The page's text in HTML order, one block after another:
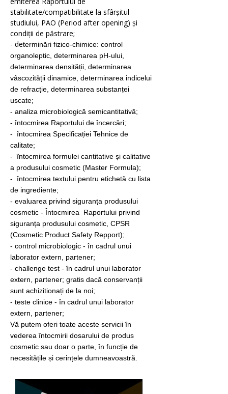
Conservanti
stabilitate/compatibilitate la sfârșitul
studiului, PAO (Period after opening) și
condiții de păstrare;
- determinări fizico-chimice: control
organoleptic, determinarea pH-ului,
determinarea densității, determinarea
vâscozității dinamice, determinarea indicelui
de refracție, determinarea substanței
uscate;
- analiza microbiologică semicantitativă;
- întocmirea Raportului de încercări;
- întocmirea Specificației Tehnice de
calitate;
- întocmirea formulei cantitative și calitative
a produsului cosmetic (Master Formula);
- întocmirea textului pentru etichetă cu lista
de ingrediente;
- evaluarea privind siguranța produsului
cosmetic - Întocmirea Raportului privind
siguranța produsului cosmetic, CPSR
(Cosmetic Product Safety Repport);
- control microbiologic - în cadrul unui
laborator extern, partener;
- challenge test - în cadrul unui laborator
extern, partener; gratis dacă conservanții
sunt achizitionați de la noi;
- teste clinice - în cadrul unui laborator
extern, partener;
Vă putem oferi toate aceste servicii în
vederea întocmirii dosarului de produs
cosmetic sau doar o parte, în funcție de
necesitățile și cerințele dumneavoastră.